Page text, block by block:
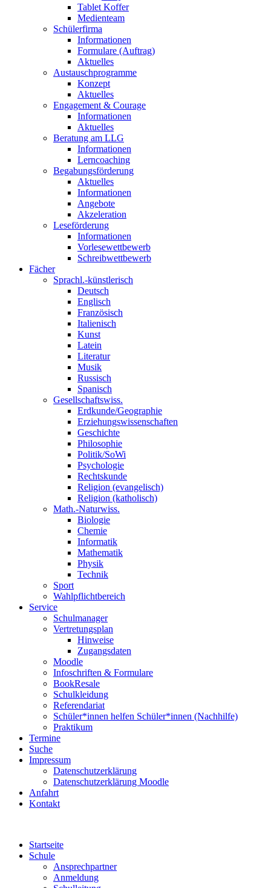
Tablet Koffer
Medienteam
Schülerfirma
Informationen
Formulare (Auftrag)
Aktuelles
Austauschprogramme
Konzept
Aktuelles
Engagement & Courage
Informationen
Aktuelles
Beratung am LLG
Informationen
Lerncoaching
Begabungsförderung
Aktuelles
Informationen
Angebote
Akzeleration
Leseförderung
Informationen
Vorlesewettbewerb
Schreibwettbewerb
Fächer
Sprachl.-künstlerisch
Deutsch
Englisch
Französisch
Italienisch
Kunst
Latein
Literatur
Musik
Russisch
Spanisch
Gesellschaftswiss.
Erdkunde/Geographie
Erziehungswissenschaften
Geschichte
Philosophie
Politik/SoWi
Psychologie
Rechtskunde
Religion (evangelisch)
Religion (katholisch)
Math.-Naturwiss.
Biologie
Chemie
Informatik
Mathematik
Physik
Technik
Sport
Wahlpflichtbereich
Service
Schulmanager
Vertretungsplan
Hinweise
Zugangsdaten
Moodle
Infoschriften & Formulare
BookResale
Schulkleidung
Referendariat
Schüler*innen helfen Schüler*innen (Nachhilfe)
Praktikum
Termine
Suche
Impressum
Datenschutzerklärung
Datenschutzerklärung Moodle
Anfahrt
Kontakt
Startseite
Schule
Ansprechpartner
Anmeldung